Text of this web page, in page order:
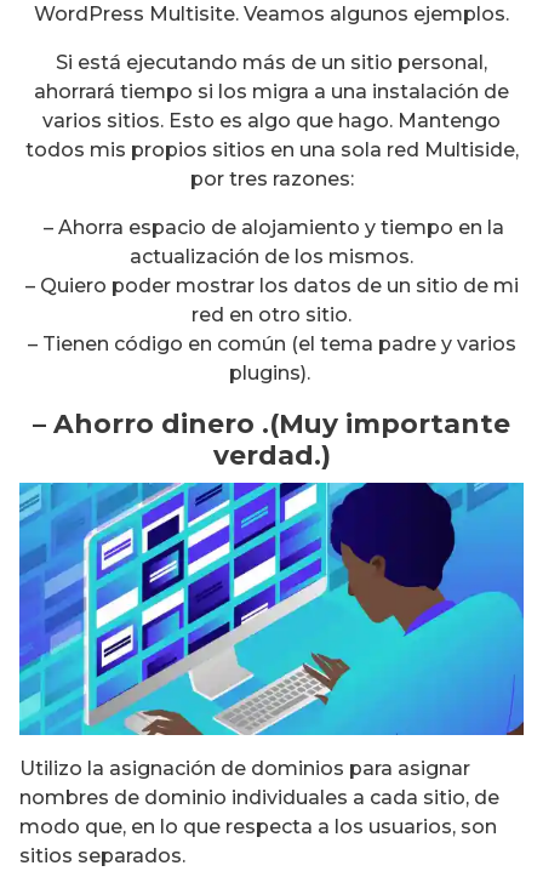
WordPress Multisite. Veamos algunos ejemplos.
Si está ejecutando más de un sitio personal,
ahorrará tiempo si los migra a una instalación de
varios sitios. Esto es algo que hago. Mantengo
todos mis propios sitios en una sola red Multiside,
por tres razones:
– Ahorra espacio de alojamiento y tiempo en la
actualización de los mismos.
– Quiero poder mostrar los datos de un sitio de mi
red en otro sitio.
– Tienen código en común (el tema padre y varios
plugins).
– Ahorro dinero .(Muy importante
verdad.)
Utilizo la asignación de dominios para asignar
nombres de dominio individuales a cada sitio, de
modo que, en lo que respecta a los usuarios, son
sitios separados.